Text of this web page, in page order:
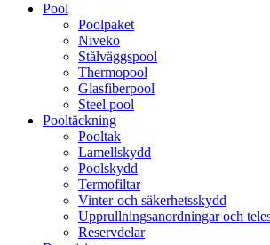
Pool
Poolpaket
Niveko
Stålväggspool
Thermopool
Glasfiberpool
Steel pool
Pooltäckning
Pooltak
Lamellskydd
Poolskydd
Termofiltar
Vinter-och säkerhetsskydd
Upprullningsanordningar och
Reservdelar